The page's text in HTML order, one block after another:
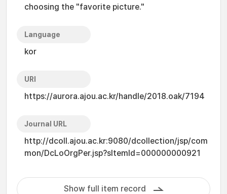
choosing the "favorite picture."
Language
kor
URI
https://aurora.ajou.ac.kr/handle/2018.oak/7194
Journal URL
http://dcoll.ajou.ac.kr:9080/dcollection/jsp/com
mon/DcLoOrgPer.jsp?sItemId=000000000921
Show full item record